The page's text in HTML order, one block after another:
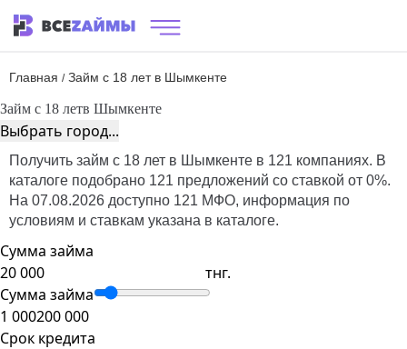
Главная / Займ с 18 лет в Шымкенте
Займ с 18 летв Шымкенте
Выбрать город...
Получить займ с 18 лет в Шымкенте в 121 компаниях. В
каталоге подобрано 121 предложений со ставкой от 0%.
На 07.08.2026 доступно 121 МФО, информация по
условиям и ставкам указана в каталоге.
Сумма займа
тнг.
Сумма займа
1 000200 000
Срок кредита